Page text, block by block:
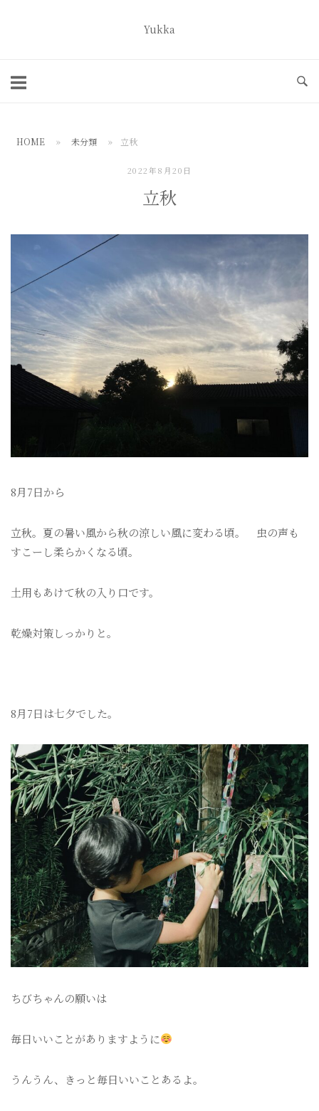
ホ
Yukka
HOME » 未分類 » 立秋
2022年8月20日
立秋
8月7日から
立秋。夏の暑い風から秋の涼しい風に変わる頃。 虫の声も
すこーし柔らかくなる頃。
土用もあけて秋の入り口です。
乾燥対策しっかりと。
8月7日は七夕でした。
ちびちゃんの願いは
毎日いいことがありますように
うんうん、きっと毎日いいことあるよ。